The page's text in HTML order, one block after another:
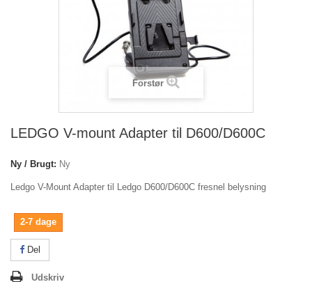
Forstør
LEDGO V-mount Adapter til D600/D600C
Ny / Brugt: Ny
Ledgo V-Mount Adapter til Ledgo D600/D600C fresnel belysning
2-7 dage
Del
Udskriv